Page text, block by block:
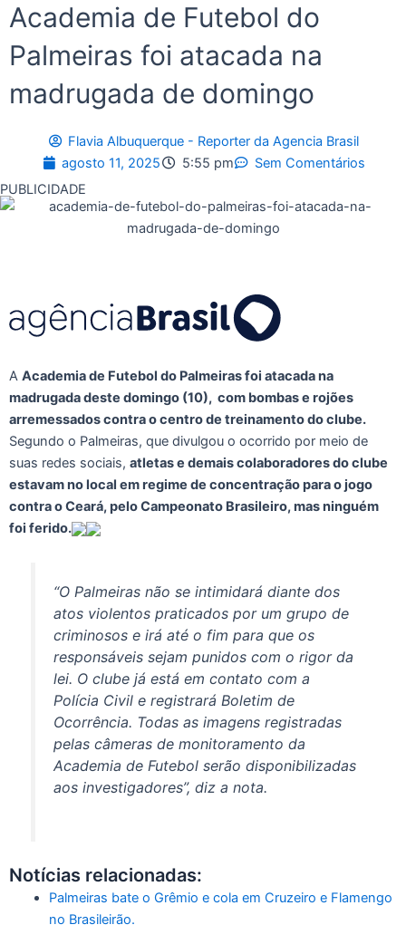
Academia de Futebol do
Palmeiras foi atacada na
madrugada de domingo
Flavia Albuquerque - Reporter da Agencia Brasil
agosto 11, 2025
5:55 pm
Sem Comentários
PUBLICIDADE
A Academia de Futebol do Palmeiras foi atacada na
madrugada deste domingo (10), com bombas e rojões
arremessados contra o centro de treinamento do clube.
Segundo o Palmeiras, que divulgou o ocorrido por meio de
suas redes sociais, atletas e demais colaboradores do clube
estavam no local em regime de concentração para o jogo
contra o Ceará, pelo Campeonato Brasileiro, mas ninguém
foi ferido.
“O Palmeiras não se intimidará diante dos
atos violentos praticados por um grupo de
criminosos e irá até o fim para que os
responsáveis sejam punidos com o rigor da
lei. O clube já está em contato com a
Polícia Civil e registrará Boletim de
Ocorrência. Todas as imagens registradas
pelas câmeras de monitoramento da
Academia de Futebol serão disponibilizadas
aos investigadores”, diz a nota.
Notícias relacionadas:
Palmeiras bate o Grêmio e cola em Cruzeiro e Flamengo
no Brasileirão.